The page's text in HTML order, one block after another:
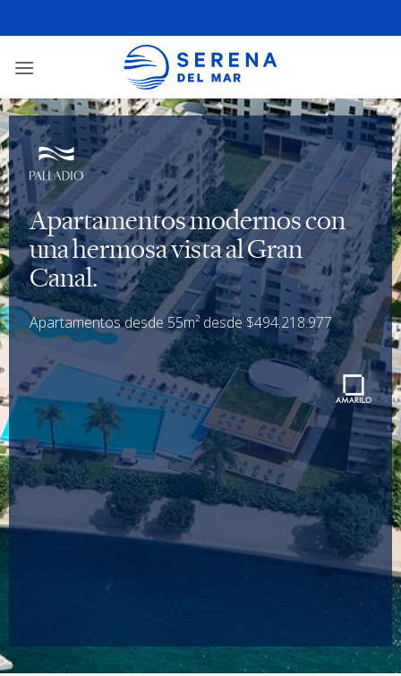
Apartamentos modernos con
una hermosa vista al Gran
Canal.
Apartamentos desde 55m² desde $494.218.977